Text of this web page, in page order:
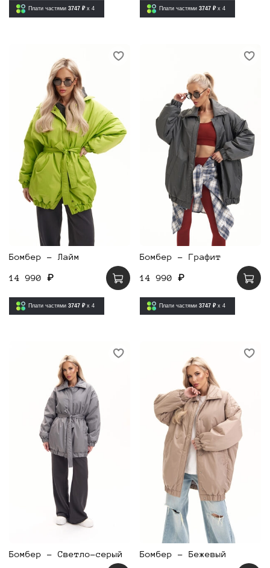
Плати частями 3747 ₽ x 4 Плати частями 3747 ₽ x 4
Бомбер - Лайм
14 990 ₽
Плати частями 3747 ₽ x 4
Бомбер - Графит
14 990 ₽
Плати частями 3747 ₽ x 4
Бомбер - Светло-серый Бомбер - Бежевый